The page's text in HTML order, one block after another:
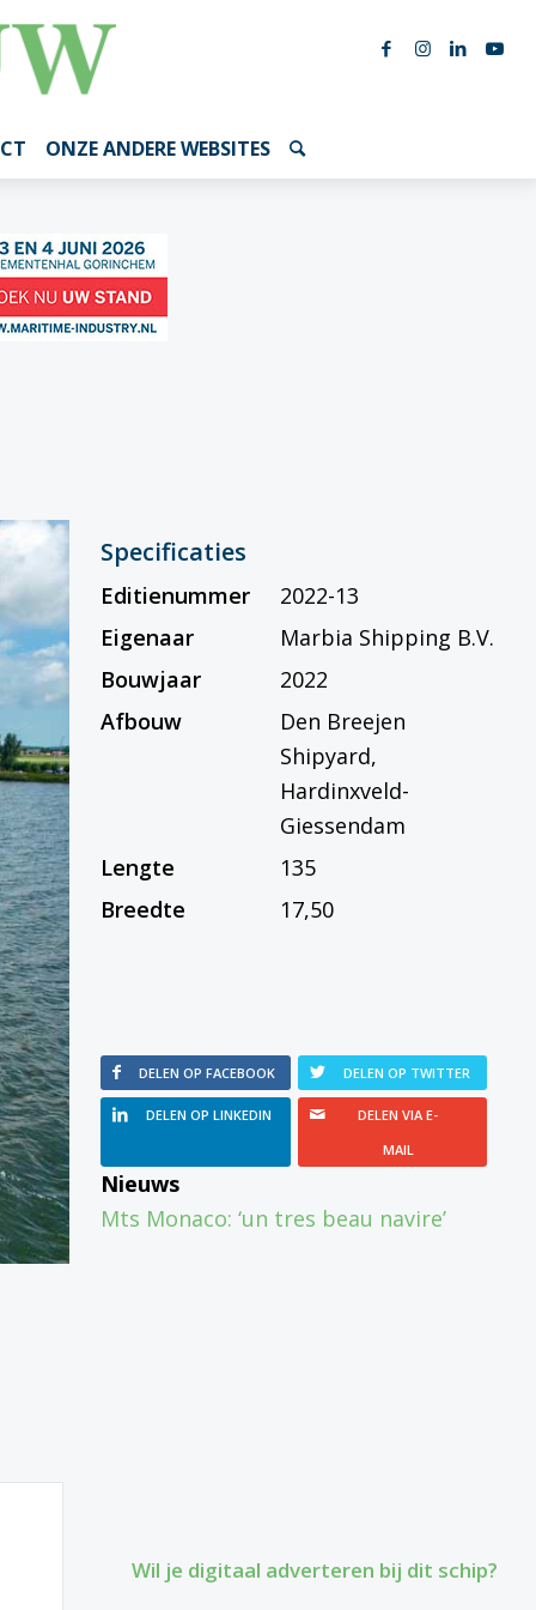
ONZE ANDERE WEBSITES
Specificaties
Editienummer
2022-13
Eigenaar
Marbia Shipping B.V.
Bouwjaar
2022
Afbouw
Den Breejen
Shipyard,
Hardinxveld-
Giessendam
Lengte
135
Breedte
17,50
DELEN OP FACEBOOK DELEN OP TWITTER
DELEN OP LINKEDIN
DELEN VIA E-
MAIL
Nieuws
Mts Monaco: ‘un tres beau navire’
Wil je digitaal adverteren bij dit schip?